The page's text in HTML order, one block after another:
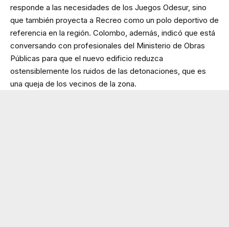
responde a las necesidades de los Juegos Odesur, sino
que también proyecta a Recreo como un polo deportivo de
referencia en la región. Colombo, además, indicó que está
conversando con profesionales del Ministerio de Obras
Públicas para que el nuevo edificio reduzca
ostensiblemente los ruidos de las detonaciones, que es
una queja de los vecinos de la zona.